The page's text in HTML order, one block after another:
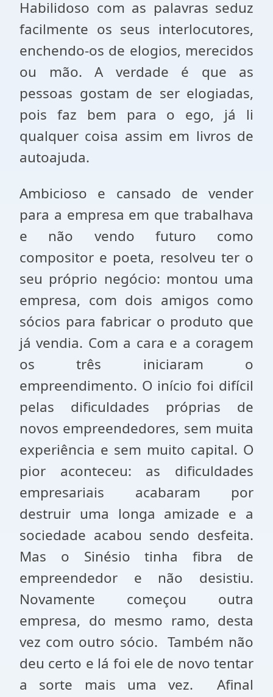
Habilidoso com as palavras seduz
facilmente os seus interlocutores,
enchendo-os de elogios, merecidos
ou mão. A verdade é que as
pessoas gostam de ser elogiadas,
pois faz bem para o ego, já li
qualquer coisa assim em livros de
autoajuda.
Ambicioso e cansado de vender
para a empresa em que trabalhava
e não vendo futuro como
compositor e poeta, resolveu ter o
seu próprio negócio: montou uma
empresa, com dois amigos como
sócios para fabricar o produto que
já vendia. Com a cara e a coragem
os três iniciaram o
empreendimento. O início foi difícil
pelas dificuldades próprias de
novos empreendedores, sem muita
experiência e sem muito capital. O
pior aconteceu: as dificuldades
empresariais acabaram por
destruir uma longa amizade e a
sociedade acabou sendo desfeita.
Mas o Sinésio tinha fibra de
empreendedor e não desistiu.
Novamente começou outra
empresa, do mesmo ramo, desta
vez com outro sócio. Também não
deu certo e lá foi ele de novo tentar
a sorte mais uma vez. Afinal